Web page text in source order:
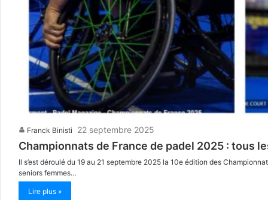
Franck Binisti 22 septembre 2025
Championnats de France de padel 2025 : tous
Il s’est déroulé du 19 au 21 septembre 2025 la 10e édition des
seniors femmes…
Lire plus »